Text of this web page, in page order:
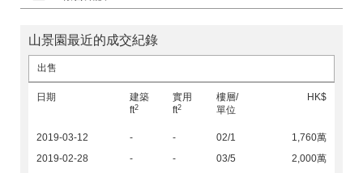
山景園最近的成交紀錄
出售
日期
建築
ft2
實用
ft2
樓層/
單位
HK$
2019-03-12 - - 02/1
1,760萬
2019-02-28
- - 03/5
2,000萬